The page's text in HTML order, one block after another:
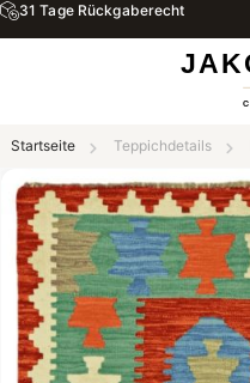
31 Tage Rückgaberecht
Startseite Teppichdetails